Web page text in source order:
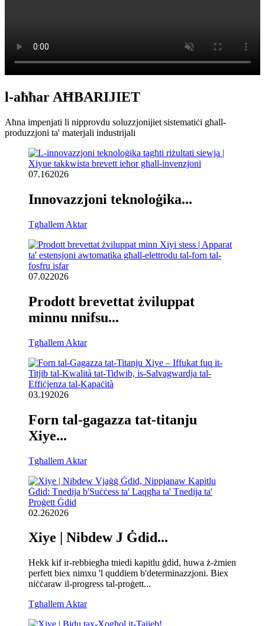
l-aħħar AĦBARIJIET
Aħna impenjati li nipprovdu soluzzjonijiet sistematiċi għall-
produzzjoni ta' materjali industrijali
07.162026
Innovazzjoni teknoloġika...
Tgħallem Aktar
07.022026
Prodott brevettat żviluppat
minnu nnifsu...
Tgħallem Aktar
03.192026
Forn tal-gagazza tat-titanju
Xiye...
Tgħallem Aktar
02.262026
Xiye | Nibdew J Ġdid...
Hekk kif ir-rebbiegħa tniedi kapitlu ġdid, huwa ż-żmien
perfett biex nimxu 'l quddiem b'determinazzjoni. Biex
niċċaraw il-progress tal-proġett...
Tgħallem Aktar